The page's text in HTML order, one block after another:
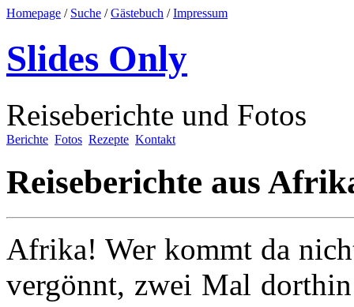
Homepage / Suche /Gästebuch /Impressum
Slides Only
Reiseberichte und Fotos
Berichte Fotos Rezepte Kontakt
Reiseberichte aus
Afrika! Wer kommt da
vergönnt, zwei Mal